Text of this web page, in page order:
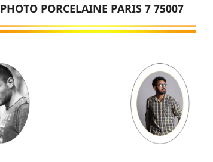
PHOTO PORCELAINE PARIS 7 75007